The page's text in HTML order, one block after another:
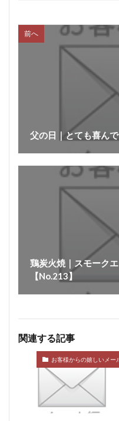
前へ
父の日｜とても喜ん
鶏炭火焼｜スモーク
【No.213】
関連する記事
お客様からの嬉しいメー